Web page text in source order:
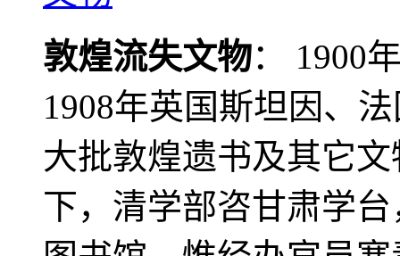
敦煌流失文物： 1900
1908年英国斯坦因、
大批敦煌遗书及其它
下，清学部咨甘肃学